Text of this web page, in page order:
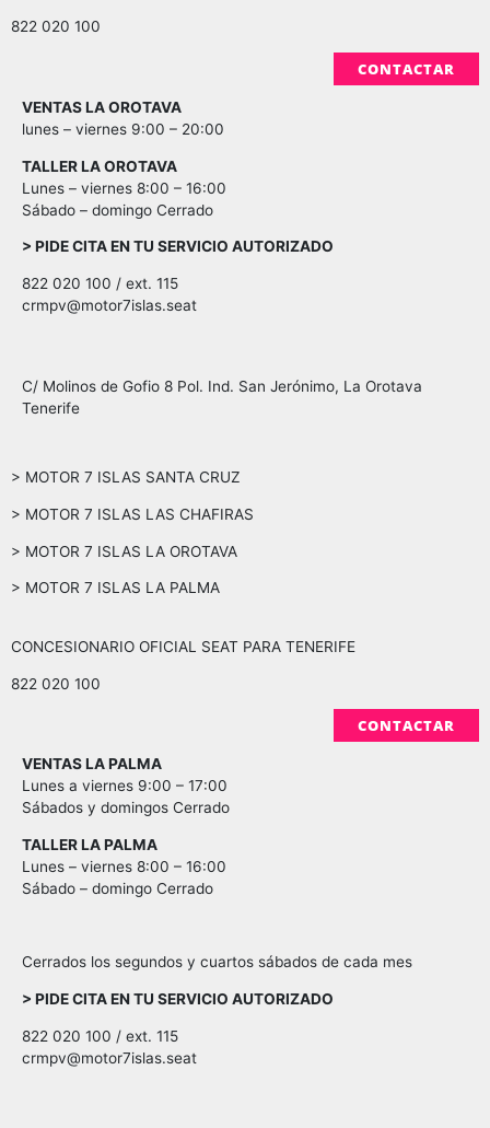
822 020 100
CONTACTAR
VENTAS LA OROTAVA
lunes – viernes 9:00 – 20:00
TALLER LA OROTAVA
Lunes – viernes 8:00 – 16:00
Sábado – domingo Cerrado
> PIDE CITA EN TU SERVICIO AUTORIZADO
822 020 100 / ext. 115
crmpv@motor7islas.seat
C/ Molinos de Gofio 8 Pol. Ind. San Jerónimo, La Orotava
Tenerife
> MOTOR 7 ISLAS SANTA CRUZ
> MOTOR 7 ISLAS LAS CHAFIRAS
> MOTOR 7 ISLAS LA OROTAVA
> MOTOR 7 ISLAS LA PALMA
CONCESIONARIO OFICIAL SEAT PARA TENERIFE
822 020 100
CONTACTAR
VENTAS LA PALMA
Lunes a viernes 9:00 – 17:00
Sábados y domingos Cerrado
TALLER LA PALMA
Lunes – viernes 8:00 – 16:00
Sábado – domingo Cerrado
Cerrados los segundos y cuartos sábados de cada mes
> PIDE CITA EN TU SERVICIO AUTORIZADO
822 020 100 / ext. 115
crmpv@motor7islas.seat